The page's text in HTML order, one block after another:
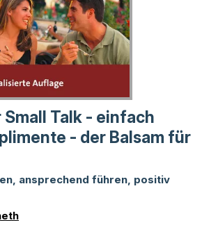
Talk - einfach
- der Balsam für
ansprechend führen, positiv